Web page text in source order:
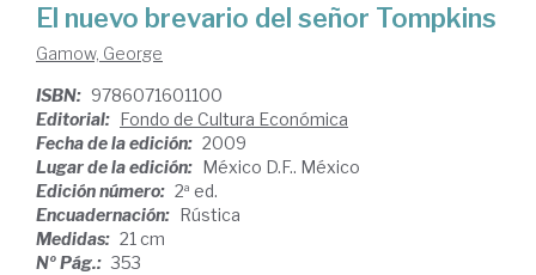
El nuevo brevario del señor Tompkins
Gamow, George
ISBN: 9786071601100
Editorial: Fondo de Cultura Económica
Fecha de la edición: 2009
Lugar de la edición: México D.F.. México
Edición número: 2ª ed.
Encuadernación: Rústica
Medidas: 21 cm
Nº Pág.: 353